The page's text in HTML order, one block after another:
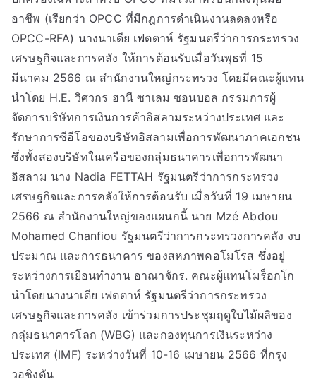
อาชีพ (เรียกว่า OPCC ที่มีกฎการดำเนินงานลดลงหรือ
OPCC-RFA) นางนาเดีย เฟตตาห์ รัฐมนตรีว่าการกระทรวง
เศรษฐกิจและการคลัง ให้การต้อนรับเมื่อวันพุธที่ 15
มีนาคม 2566 ณ สำนักงานใหญ่กระทรวง โดยมีคณะผู้แทน
นำโดย H.E. วิศวกร ฮานี ซาเลม ซอนบอล กรรมการผู้
จัดการบริษัทการเงินการค้าอิสลามระหว่างประเทศ และ
รักษาการซีอีโอของบริษัทอิสลามเพื่อการพัฒนาภาคเอกชน
ซึ่งทั้งสองบริษัทในเครือของกลุ่มธนาคารเพื่อการพัฒนา
อิสลาม นาง Nadia FETTAH รัฐมนตรีว่าการกระทรวง
เศรษฐกิจและการคลังให้การต้อนรับ เมื่อวันที่ 19 เมษายน
2566 ณ สำนักงานใหญ่ของแผนกนี้ นาย Mzé Abdou
Mohamed Chanfiou รัฐมนตรีว่าการกระทรวงการคลัง งบ
ประมาณ และการธนาคาร ของสหภาพคอโมโรส ซึ่งอยู่
ระหว่างการเยือนทำงาน อาณาจักร. คณะผู้แทนโมร็อกโก
นำโดยนางนาเดีย เฟตตาห์ รัฐมนตรีว่าการกระทรวง
เศรษฐกิจและการคลัง เข้าร่วมการประชุมฤดูใบไม้ผลิของ
กลุ่มธนาคารโลก (WBG) และกองทุนการเงินระหว่าง
ประเทศ (IMF) ระหว่างวันที่ 10-16 เมษายน 2566 ที่กรุง
วอชิงตัน